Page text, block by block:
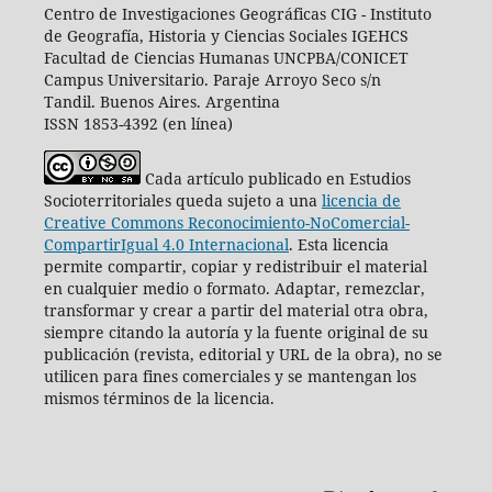
Centro de Investigaciones Geográficas CIG - Instituto
de Geografía, Historia y Ciencias Sociales IGEHCS
Facultad de Ciencias Humanas UNCPBA/CONICET
Campus Universitario. Paraje Arroyo Seco s/n
Tandil. Buenos Aires. Argentina
ISSN 1853-4392 (en línea)
Cada artículo publicado en Estudios
Socioterritoriales queda sujeto a una licencia de
Creative Commons Reconocimiento-NoComercial-
CompartirIgual 4.0 Internacional. Esta licencia
permite compartir, copiar y redistribuir el material
en cualquier medio o formato. Adaptar, remezclar,
transformar y crear a partir del material otra obra,
siempre citando la autoría y la fuente original de su
publicación (revista, editorial y URL de la obra), no se
utilicen para fines comerciales y se mantengan los
mismos términos de la licencia.